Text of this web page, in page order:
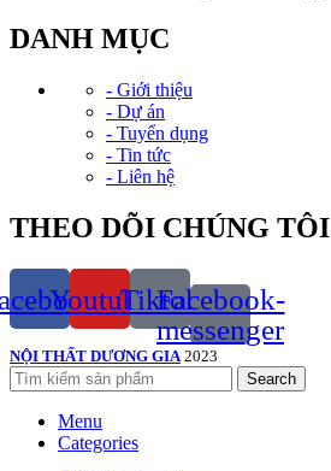
DANH MỤC
- Giới thiệu
- Dự án
- Tuyển dụng
- Tin tức
- Liên hệ
THEO DÕI CHÚNG TÔI
YoutubeTiktok
Facebook-
messenger
NỘI THẤT DƯƠNG GIA 2023
Search
Menu
Categories